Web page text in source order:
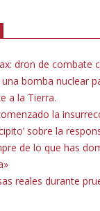
dron de combate
bomba nuclear
a la Tierra.
la
sobre la
de lo que has
reales durante